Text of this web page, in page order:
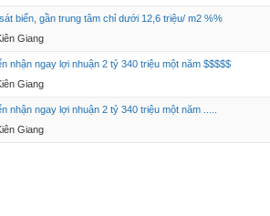
biển, gần trung tâm chỉ dưới 12,6 triệu/ m2 %%
Giang
nhận ngay lợi nhuận 2 tỷ 340 triệu một năm $$$$$
Giang
nhận ngay lợi nhuận 2 tỷ 340 triệu một năm .....
Giang